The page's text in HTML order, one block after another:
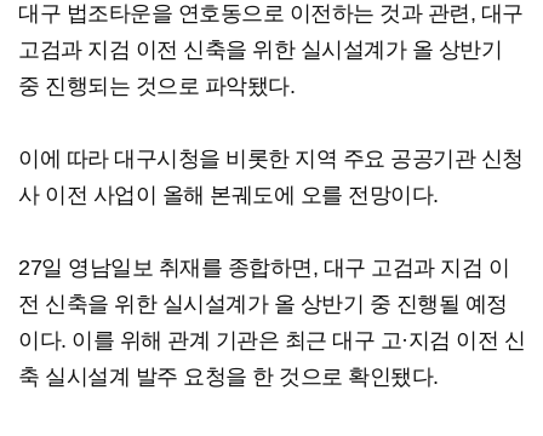
대구 법조타운을 연호동으로 이전하는 것과 관련, 대구
고검과 지검 이전 신축을 위한 실시설계가 올 상반기
중 진행되는 것으로 파악됐다.
이에 따라 대구시청을 비롯한 지역 주요 공공기관 신청
사 이전 사업이 올해 본궤도에 오를 전망이다.
27일 영남일보 취재를 종합하면, 대구 고검과 지검 이
전 신축을 위한 실시설계가 올 상반기 중 진행될 예정
이다. 이를 위해 관계 기관은 최근 대구 고·지검 이전 신
축 실시설계 발주 요청을 한 것으로 확인됐다.